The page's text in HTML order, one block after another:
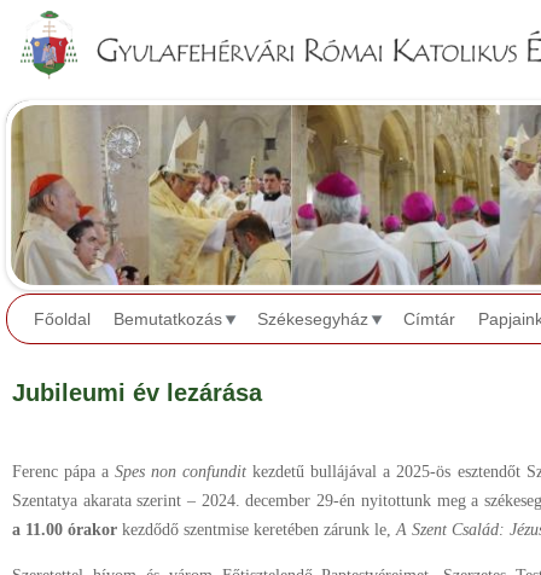
Főoldal Bemutatkozás Székesegyház Címtár
Jubileumi év lezárása
Ferenc pápa aSpes non confundit kezdetű bullájával a 2025-ös esztendőt
Szentatya akarata szerint – 2024. december 29-én nyitottunk meg a
a 11.00 órakor kezdődő szentmise keretében zárunk le,A Szent Család: